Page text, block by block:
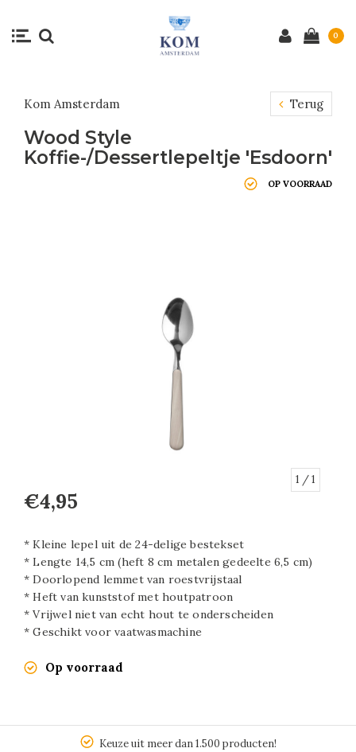
0
Kom Amsterdam Terug
Wood Style
Koffie-/Dessertlepeltje 'Esdoorn'
OP VOORRAAD
1 / 1
€4,95
* Kleine lepel uit de 24-delige bestekset
* Lengte 14,5 cm (heft 8 cm metalen gedeelte 6,5 cm)
* Doorlopend lemmet van roestvrijstaal
* Heft van kunststof met houtpatroon
* Vrijwel niet van echt hout te onderscheiden
* Geschikt voor vaatwasmachine
Op voorraad
Keuze uit meer dan 1.500 producten!